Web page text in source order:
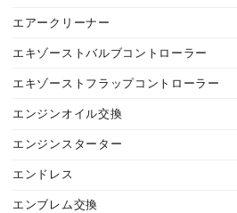
エアークリーナー
エキゾーストバルブコントローラー
エキゾーストフラップコントローラー
エンジンオイル交換
エンジンスターター
エンドレス
エンブレム交換